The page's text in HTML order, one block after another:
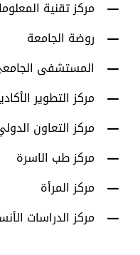
مركز تقنية
روضة الجامعة
المستشفى
مركز التطوير
مركز التعاون
مركز طب الاسرة
مركز المرأة
مركز الدراسات